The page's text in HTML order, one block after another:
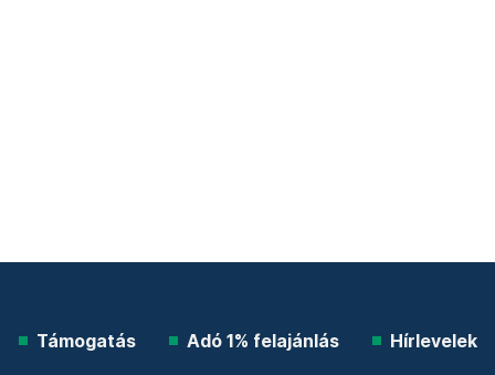
Támogatás Adó 1% felajánlás Hírlevelek